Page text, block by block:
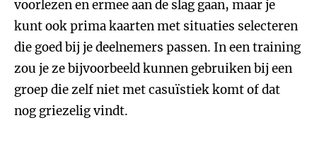
voorlezen en ermee aan de slag gaan, maar je
kunt ook prima kaarten met situaties selecteren
die goed bij je deelnemers passen. In een training
zou je ze bijvoorbeeld kunnen gebruiken bij een
groep die zelf niet met casuïstiek komt of dat
nog griezelig vindt.